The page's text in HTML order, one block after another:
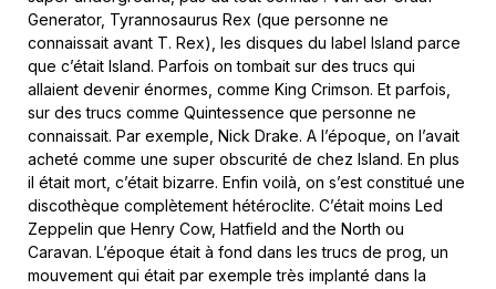
Generator, Tyrannosaurus Rex (que personne ne
connaissait avant T. Rex), les disques du label Island parce
que c’était Island. Parfois on tombait sur des trucs qui
allaient devenir énormes, comme King Crimson. Et parfois,
sur des trucs comme Quintessence que personne ne
connaissait. Par exemple, Nick Drake. A l’époque, on l’avait
acheté comme une super obscurité de chez Island. En plus
il était mort, c’était bizarre. Enfin voilà, on s’est constitué une
discothèque complètement hétéroclite. C’était moins Led
Zeppelin que Henry Cow, Hatfield and the North ou
Caravan. L’époque était à fond dans les trucs de prog, un
mouvement qui était par exemple très implanté dans la